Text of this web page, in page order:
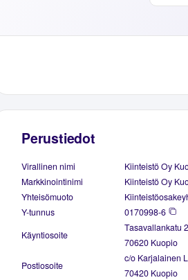
Perustiedot
Virallinen nimi
Kiinteistö Oy
Markkinointinimi
Kiinteistö Oy
Yhteisömuoto
Y-tunnus
0170998-6
Käyntiosoite
Tasavallankatu
70620 Kuopio
Postiosoite
c/o Karjalainen
70420 Kuopio